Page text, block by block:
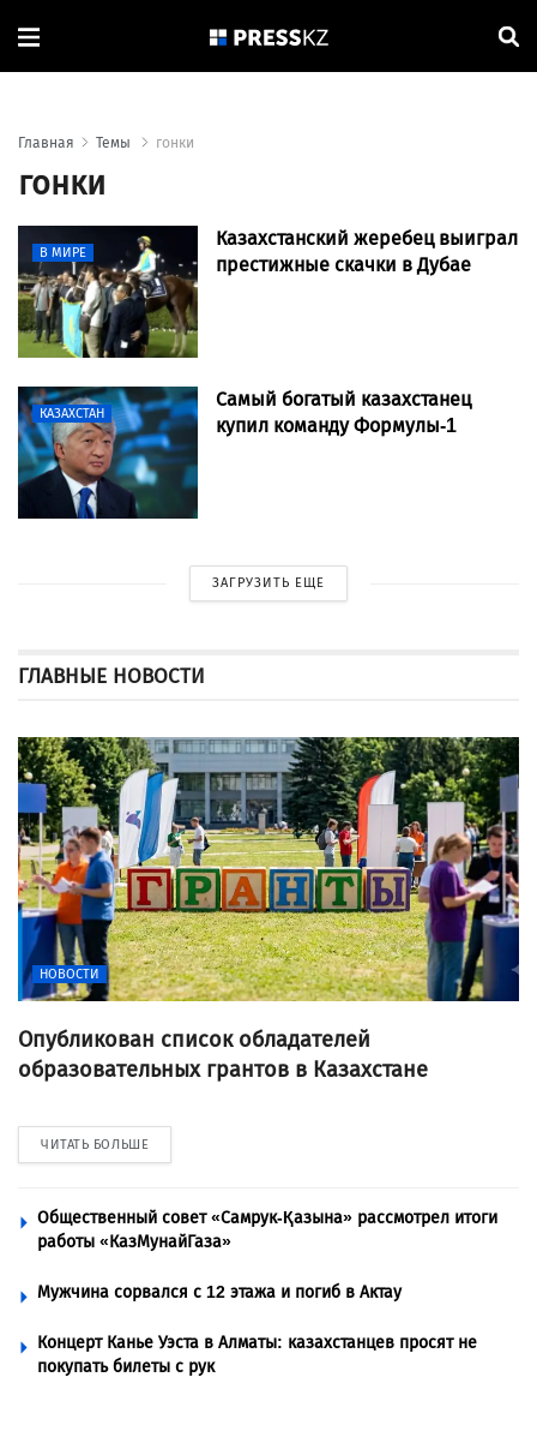
Главная Темы гонки
гонки
В МИРЕ
Казахстанский жеребец выиграл
престижные скачки в Дубае
КАЗАХСТАН
Самый богатый казахстанец
купил команду Формулы-1
ЗАГРУЗИТЬ ЕЩЕ
ГЛАВНЫЕ НОВОСТИ
НОВОСТИ
Опубликован список обладателей
образовательных грантов в Казахстане
ЧИТАТЬ БОЛЬШЕ
Общественный совет «Самрук-Қазына» рассмотрел итоги
работы «КазМунайГаза»
Мужчина сорвался с 12 этажа и погиб в Актау
Концерт Канье Уэста в Алматы: казахстанцев просят не
покупать билеты с рук